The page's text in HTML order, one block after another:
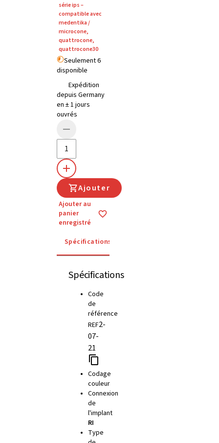
série ips –
compatible avec
medentika /
microcone,
quattrocone,
quattrocone30
Seulement 6
disponible
Expédition
depuis Germany
en ± 1 jours
ouvrés
Ajouter
Ajouter au
panier
enregistré
Spécifications
Spécifications
Code
de
référence
REF2-
07-
21
Codage
couleur
Connexion
de
l'implant
RI
Type